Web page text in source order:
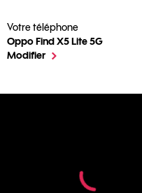
Votre téléphone
Oppo Find X5 Lite 5G
A quoi sert la géolocalisation
Modifierle téléphone